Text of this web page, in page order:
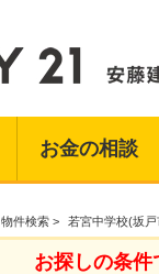
お金の相談
物件検索 > 若宮中学校(坂
お探しの条件